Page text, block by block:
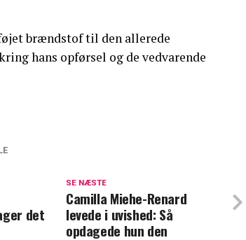
brændstof til den allerede
hans opførsel og de vedvarende
til 176 kroner
Vang hver måned
SE NÆSTE
Camilla Miehe-Renard
levede i uvished: Så
opdagede hun den
det